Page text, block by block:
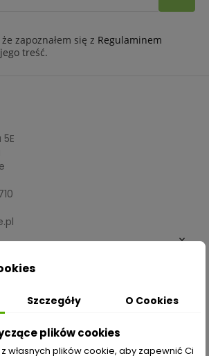
zapoznałem się z Regulaminem
treść.

Szczegóły O Cookies
plików cookies
własnych plików cookie, aby zapewnić Ci